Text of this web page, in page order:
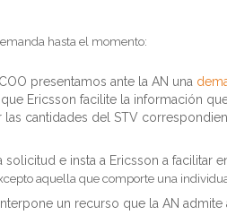
hasta el momento:
presentamos ante la AN una
que Ericsson facilite la información
las cantidades del STV
solicitud e insta a Ericsson a facilitar
aquella que comporte una
un recurso que la AN admite